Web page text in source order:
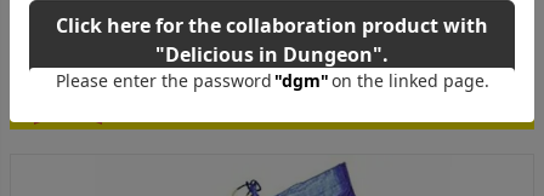
ご購入はこちら！